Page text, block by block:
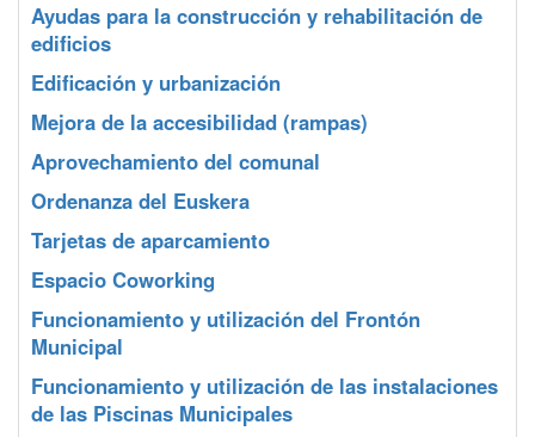
Ayudas para la construcción y rehabilitación de
edificios
Edificación y urbanización
Mejora de la accesibilidad (rampas)
Aprovechamiento del comunal
Ordenanza del Euskera
Tarjetas de aparcamiento
Espacio Coworking
Funcionamiento y utilización del Frontón
Municipal
Funcionamiento y utilización de las instalaciones
de las Piscinas Municipales